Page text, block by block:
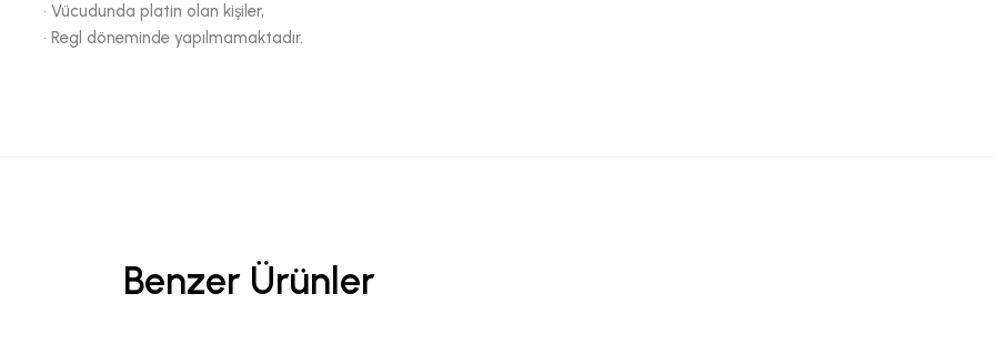
• Vücudunda platin olan kişiler,
• Regl döneminde yapılmamaktadır.
Benzer Ürünler